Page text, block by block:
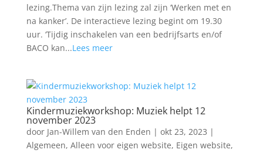
lezing.Thema van zijn lezing zal zijn ‘Werken met en
na kanker’. De interactieve lezing begint om 19.30
uur. ‘Tijdig inschakelen van een bedrijfsarts en/of
BACO kan...Lees meer
Kindermuziekworkshop: Muziek helpt 12
november 2023
door Jan-Willem van den Enden | okt 23, 2023 |
Algemeen, Alleen voor eigen website, Eigen website,